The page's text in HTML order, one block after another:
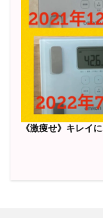
《激痩せ》キレイ